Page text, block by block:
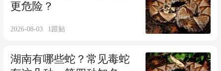
更危险？
2026-08-03 1跟贴
湖南有哪些蛇？常见毒蛇